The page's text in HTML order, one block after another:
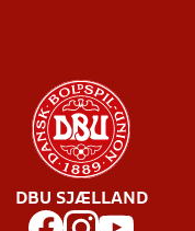
DBU SJÆLLAND